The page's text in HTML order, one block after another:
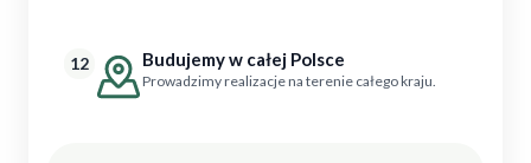
12 Budujemy w całej Polsce
Prowadzimy realizacje na terenie całego kraju.